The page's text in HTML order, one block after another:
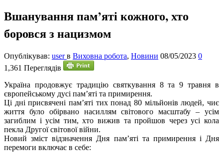
Вшанування пам’яті кожного, хто
боровся з нацизмом
Опублікував: userв Виховна робота, Новини 08/05/2023 0
1,361 Переглядів
Україна продовжує традицію святкування 8 та 9 травня в
європейському дусі пам’яті та примирення.
Ці дні присвячені пам’яті тих понад 80 мільйонів людей, чиє
життя було обірвано насиллям світового масштабу – усім
загиблим і усім тим, хто вижив та пройшов через усі кола
пекла Другої світової війни.
Новий зміст відзначення Дня пам’яті та примирення і Дня
перемоги включає в себе: